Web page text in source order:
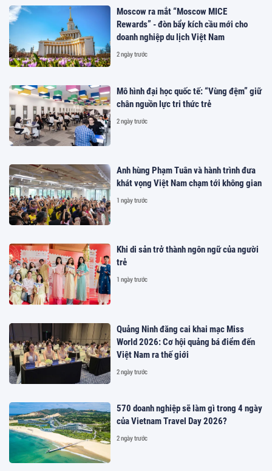
Moscow ra mắt “Moscow MICE
Rewards” - đòn bẩy kích cầu mới cho
doanh nghiệp du lịch Việt Nam
2 ngày trước
Mô hình đại học quốc tế: “Vùng đệm” giữ
chân nguồn lực tri thức trẻ
2 ngày trước
Anh hùng Phạm Tuân và hành trình đưa
khát vọng Việt Nam chạm tới không gian
1 ngày trước
Khi di sản trở thành ngôn ngữ của người
trẻ
1 ngày trước
Quảng Ninh đăng cai khai mạc Miss
World 2026: Cơ hội quảng bá điểm đến
Việt Nam ra thế giới
2 ngày trước
570 doanh nghiệp sẽ làm gì trong 4 ngày
của Vietnam Travel Day 2026?
2 ngày trước